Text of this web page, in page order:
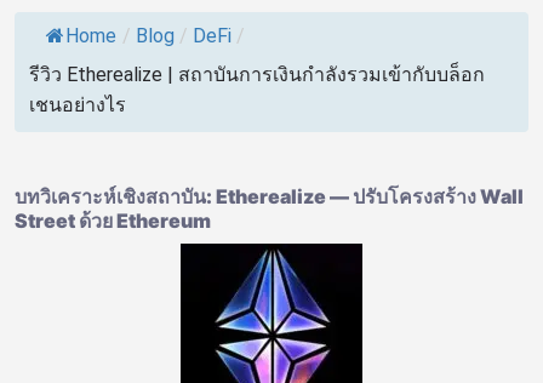
Home / Blog / DeFi /
รีวิว Etherealize | สถาบันการเงินกำลังรวมเข้ากับบล็อก
เชนอย่างไร
บทวิเคราะห์เชิงสถาบัน: Etherealize — ปรับโครงสร้าง Wall
Street ด้วย Ethereum